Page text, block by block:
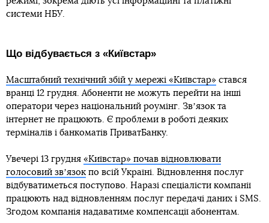
системи НБУ.
Що відбувається з «Київстар»
Масштабний технічний збій у мережі «Київстар» стався
вранці 12 грудня. Абоненти не можуть перейти на інші
оператори через національний роумінг. Звʼязок та
інтернет не працюють. Є проблеми в роботі деяких
терміналів і банкоматів ПриватБанку.
Увечері 13 грудня «Київстар» почав відновлювати
голосовий звʼязок по всій Україні. Відновлення послуг
відбуватиметься поступово. Наразі спеціалісти компанії
працюють над відновленням послуг передачі даних і SMS.
Згодом компанія надаватиме компенсації абонентам.